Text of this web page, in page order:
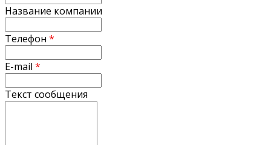
Название компании
Телефон *
E-mail *
Текст сообщения